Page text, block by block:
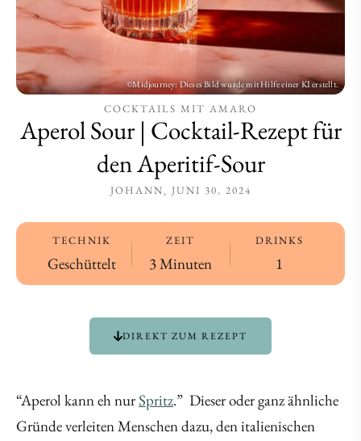
COCKTAILS MIT AMARO
Aperol Sour | Cocktail-Rezept für
den Aperitif-Sour
JOHANN JUNI 30, 2024
TECHNIK
Geschüttelt
ZEIT
3 Minuten
DRINKS
1
DIREKT ZUM REZEPT
“Aperol kann eh nurSpritz.” Dieser oder ganz ähnliche
Gründe verleiten Menschen dazu, den italienischen